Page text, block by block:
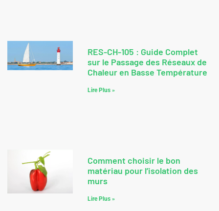
RES-CH-105 : Guide Complet
sur le Passage des Réseaux de
Chaleur en Basse Température
Lire Plus »
Comment choisir le bon
matériau pour l’isolation des
murs
Lire Plus »